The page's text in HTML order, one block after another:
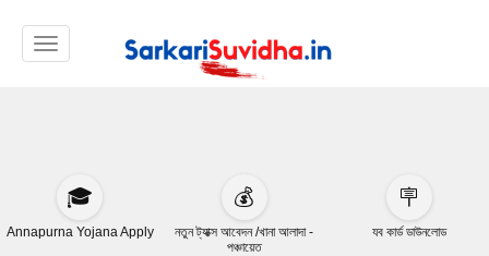
Toggle navigation
🎓
Annapurna Yojana Apply
💰
নতুন ট্যাক্স আবেদন /খানা আলাদা -
পঞ্চায়েত
🪧
যব কার্ড ডাউনলোড